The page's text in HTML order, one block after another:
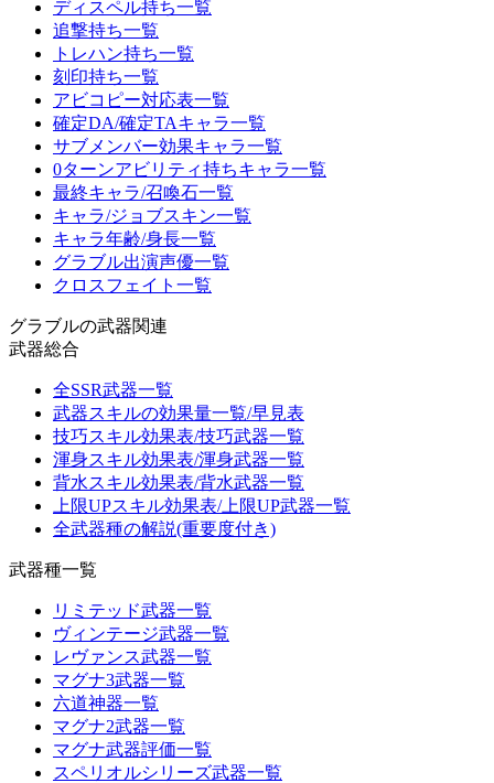
ディスペル持ち一覧
追撃持ち一覧
トレハン持ち一覧
刻印持ち一覧
アビコピー対応表一覧
確定DA/確定TAキャラ一覧
サブメンバー効果キャラ一覧
0ターンアビリティ持ちキャラ一覧
最終キャラ/召喚石一覧
キャラ/ジョブスキン一覧
キャラ年齢/身長一覧
グラブル出演声優一覧
クロスフェイト一覧
グラブルの武器関連
武器総合
全SSR武器一覧
武器スキルの効果量一覧/早見表
技巧スキル効果表/技巧武器一覧
渾身スキル効果表/渾身武器一覧
背水スキル効果表/背水武器一覧
上限UPスキル効果表/上限UP武器一覧
全武器種の解説(重要度付き)
武器種一覧
リミテッド武器一覧
ヴィンテージ武器一覧
レヴァンス武器一覧
マグナ3武器一覧
六道神器一覧
マグナ2武器一覧
マグナ武器評価一覧
スペリオルシリーズ武器一覧